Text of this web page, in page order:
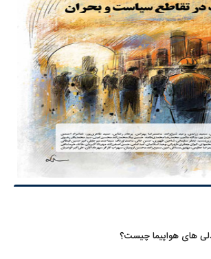
های هواپیما چیست؟